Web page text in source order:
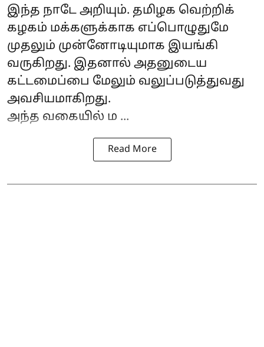
இந்த நாடே அறியும். தமிழக வெற்றிக்
கழகம் மக்களுக்காக எப்பொழுதுமே
முதலும் முன்னோடியுமாக இயங்கி
வருகிறது. இதனால் அதனுடைய
கட்டமைப்பை மேலும் வலுப்படுத்துவது
அவசியமாகிறது.
அந்த வகையில் ம ...
Read More